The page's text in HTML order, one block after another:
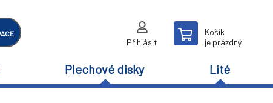
Přihlásit
Košík
je prázdný
Plechové disky Lité